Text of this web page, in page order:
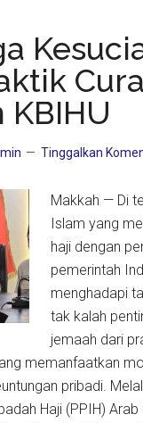
KBIHU
Tinggalkan
Makkah — Di
Islam yang
haji dengan
pemerintah
menghadapi
tak kalah
jemaah dari
memanfaatkan
pribadi.
Haji (PPIH) Arab